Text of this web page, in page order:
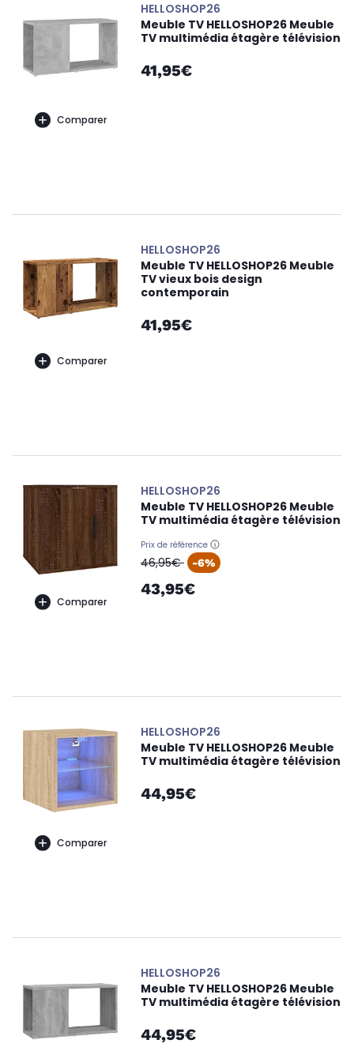
Comparer
HELLOSHOP26
Meuble TV HELLOSHOP26 Meuble
TV multimédia étagère télévision
41,95€
Comparer
HELLOSHOP26
Meuble TV HELLOSHOP26 Meuble
TV vieux bois design
contemporain
41,95€
Comparer
HELLOSHOP26
Meuble TV HELLOSHOP26 Meuble
TV multimédia étagère télévision
Prix de référence
oldPrice
46,95€ -6%
43,95€
Comparer
HELLOSHOP26
Meuble TV HELLOSHOP26 Meuble
TV multimédia étagère télévision
44,95€
HELLOSHOP26
Meuble TV HELLOSHOP26 Meuble
TV multimédia étagère télévision
44,95€